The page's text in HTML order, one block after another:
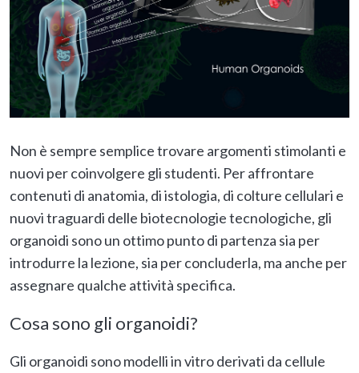
Non è sempre semplice trovare argomenti stimolanti e
nuovi per coinvolgere gli studenti. Per affrontare
contenuti di anatomia, di istologia, di colture cellulari e
nuovi traguardi delle biotecnologie tecnologiche, gli
organoidi sono un ottimo punto di partenza sia per
introdurre la lezione, sia per concluderla, ma anche per
assegnare qualche attività specifica.
Cosa sono gli organoidi?
Gli organoidi sono modelli in vitro derivati da cellule